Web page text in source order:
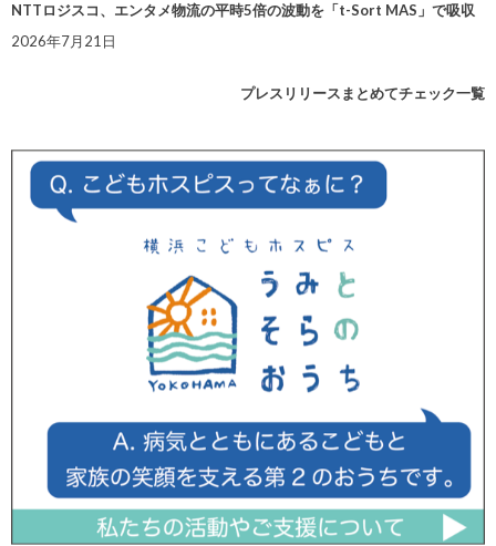
NTTロジスコ、エンタメ物流の平時5倍の波動を「t-Sort MAS」で吸収
2026年7月21日
プレスリリースまとめてチェック一覧